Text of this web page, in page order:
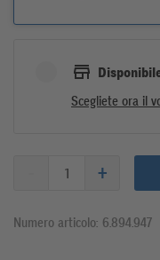
Scegliete ora il
Numero articolo: 6.894.947